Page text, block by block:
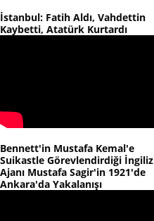
İstanbul: Fatih Aldı, Vahdettin
Kaybetti, Atatürk Kurtardı
Bennett'in Mustafa Kemal'e
Suikastle Görevlendirdiği İngiliz
Ajanı Mustafa Sagir'in 1921'de
Ankara'da Yakalanışı